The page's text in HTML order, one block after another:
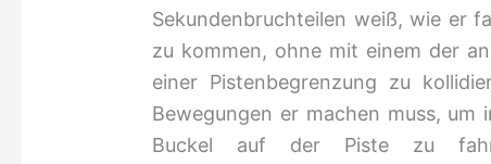
Sekundenbruchteilen weiß, wie er
zu kommen, ohne mit einem der
einer Pistenbegrenzung zu
Bewegungen er machen muss,
Buckel auf der Piste zu